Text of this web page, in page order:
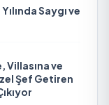
Saygı ve
Villasına ve
Şef Getiren